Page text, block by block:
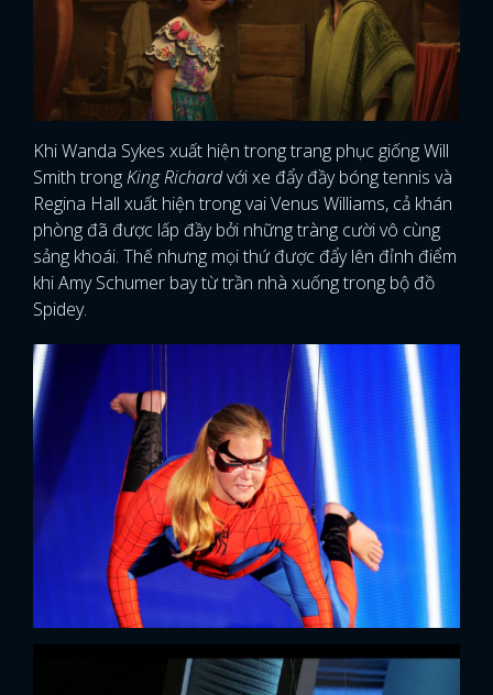
Khi Wanda Sykes xuất hiện trong trang phục giống Will
Smith trongKing Richardvới xe đẩy đầy bóng tennis và
Regina Hall xuất hiện trong vai Venus Williams, cả khán
phòng đã được lấp đầy bởi những tràng cười vô cùng
sảng khoái. Thế nhưng mọi thứ được đẩy lên đỉnh điểm
khi Amy Schumer bay từ trần nhà xuống trong bộ đồ
Spidey.